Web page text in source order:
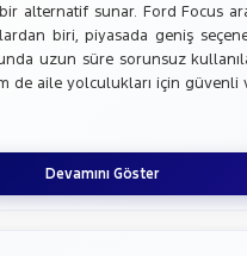
alternatif sunar. Ford Focus
biri, piyasada geniş
uzun süre sorunsuz
de aile yolculukları için güvenli
Devamını Göster